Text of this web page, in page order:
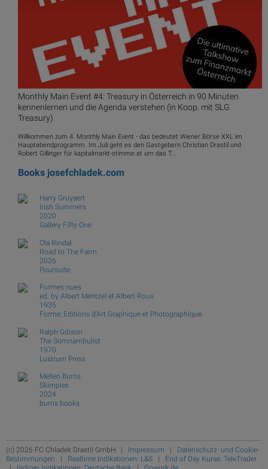
Monthly Main Event #4: Treasury in Österreich in 90 Minuten
kennenlernen und die Agenda verstehen (in Koop. mit SLG
Treasury)
Willkommen zum 4. Monthly Main Event - das bedeutet Wiener Börse XXL im
Hauptabendprogramm. Im Juli geht es den Gastgebern Christian Drastil und
Robert Gillinger für kapitalmarkt-stimme.at um das T...
Books josefchladek.com
Harry Gruyaert
Irish Summers
2020
Gallery Fifty One
Ola Rindal
Road to The Farm
2026
Poursuite
Formes nues
ed. by Albert Mentzel et Albert Roux
1935
Forme, Editions d'Art Graphique et Photographique
Ralph Gibson
The Somnambulist
1970
Lustrum Press
Mellen Burns
Skimpies
2024
burns books
(c) 2026 FC Chladek Drastil GmbH | Impressum | Datenschutz- und Cookie-
Bestimmungen | Realtime Indikationen: L&S | End of Day Kurse: TeleTrader